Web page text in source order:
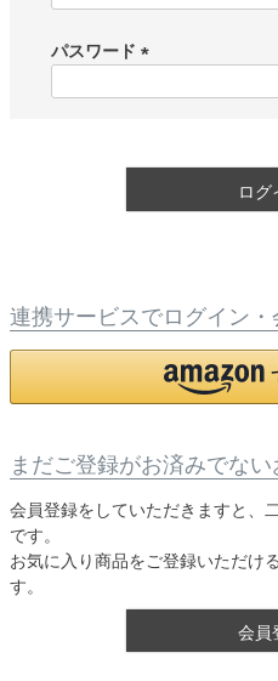
)
パスワード
ログ
連携サービスでログイン・
まだご登録がお済みでない
会員登録をしていただきますと、
です。
お気に入り商品をご登録いただけ
す。
会員